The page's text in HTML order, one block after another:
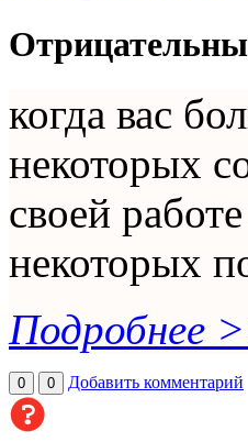
когда вас
некоторых
своей
некоторых
Подробнее
0 0 Добавить комментарий